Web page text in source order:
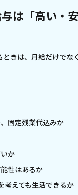
は「高い・
きは、月給だけでな
固定残業代込みか
か
性はあるか
考えても生活できるか